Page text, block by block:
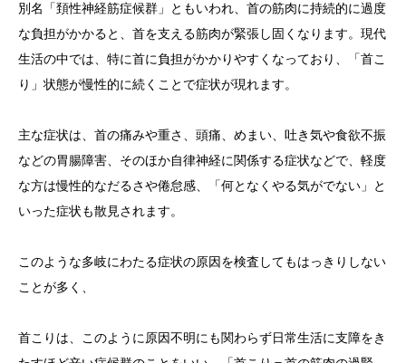
別名「頚性神経筋症候群」ともいわれ、首の筋肉に持続的に過度
な負担がかかると、首を支える筋肉が緊張し固くなります。現代
生活の中では、特に首に負担がかかりやすくなっており、「首こ
り」状態が慢性的に続くことで症状が現れます。
主な症状は、首の痛みや重さ、頭痛、めまい、吐き気や食欲不振
などの胃腸障害、そのほか自律神経に関係する症状などで、軽度
な方は慢性的なだるさや倦怠感、「何となくやる気がでない」と
いった症状も散見されます。
このような多岐にわたる症状の原因を検査してもはっきりしない
ことが多く、
首こりは、このように原因不明にも関わらず日常生活に支障をき